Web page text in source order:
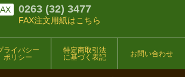
0263 (32) 3477
FAX注文用紙はこちら
ライバシー
ポリシー
特定商取引法
に基づく表記
お問い合わせ